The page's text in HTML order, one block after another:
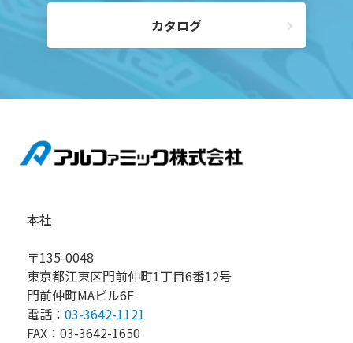
カタログ
本社
〒135-0048
東京都江東区門前仲町1丁目6番12号
門前仲町MAビル6F
電話： 03-3642-1121
FAX：03-3642-1650